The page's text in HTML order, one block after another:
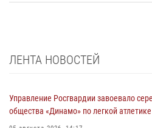
ЛЕНТА НОВОСТЕЙ
Управление Росгвардии завоевало
общества «Динамо» по легкой атлетике